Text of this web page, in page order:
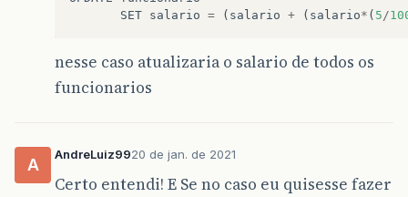
SET salario = ( salario + ( salario* ( 5 /
nesse caso atualizaria o salario de todos os
funcionarios
A
AndreLuiz9920 de jan. de 2021
Certo entendi! E Se no caso eu quisesse fazer